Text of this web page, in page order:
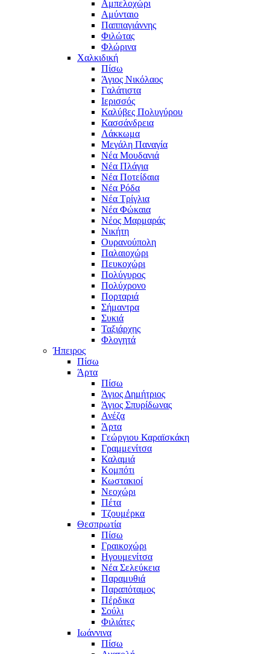
Αμπελοχώρι
Αμύνταιο
Παππαγιάννης
Φιλώτας
Φλώρινα
Χαλκιδική
Πίσω
Άγιος Νικόλαος
Γαλάτιστα
Ιερισσός
Καλύβες Πολυγύρου
Κασσάνδρεια
Λάκκωμα
Μεγάλη Παναγία
Νέα Μουδανιά
Νέα Πλάγια
Νέα Ποτείδαια
Νέα Ρόδα
Νέα Τρίγλια
Νέα Φώκαια
Νέος Μαρμαράς
Νικήτη
Ουρανούπολη
Παλαιοχώρι
Πευκοχώρι
Πολύγυρος
Πολύχρονο
Πορταριά
Σήμαντρα
Συκιά
Ταξιάρχης
Φλογητά
Ήπειρος
Πίσω
Άρτα
Πίσω
Άγιος Δημήτριος
Άγιος Σπυρίδωνας
Ανέζα
Άρτα
Γεώργιου Καραϊσκάκη
Γραμμενίτσα
Καλαμιά
Κομπότι
Κωστακιοί
Νεοχώρι
Πέτα
Τζουμέρκα
Θεσπρωτία
Πίσω
Γραικοχώρι
Ηγουμενίτσα
Νέα Σελεύκεια
Παραμυθιά
Παραπόταμος
Πέρδικα
Σούλι
Φιλιάτες
Ιωάννινα
Πίσω